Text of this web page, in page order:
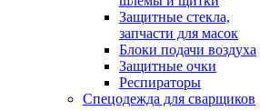
Защитные стекла,
запчасти для масок
Блоки подачи воздуха
Защитные очки
Респираторы
Спецодежда для сварщиков